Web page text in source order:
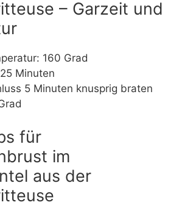
– Garzeit und
160 Grad
Minuten
5 Minuten knusprig braten
für
im
aus der